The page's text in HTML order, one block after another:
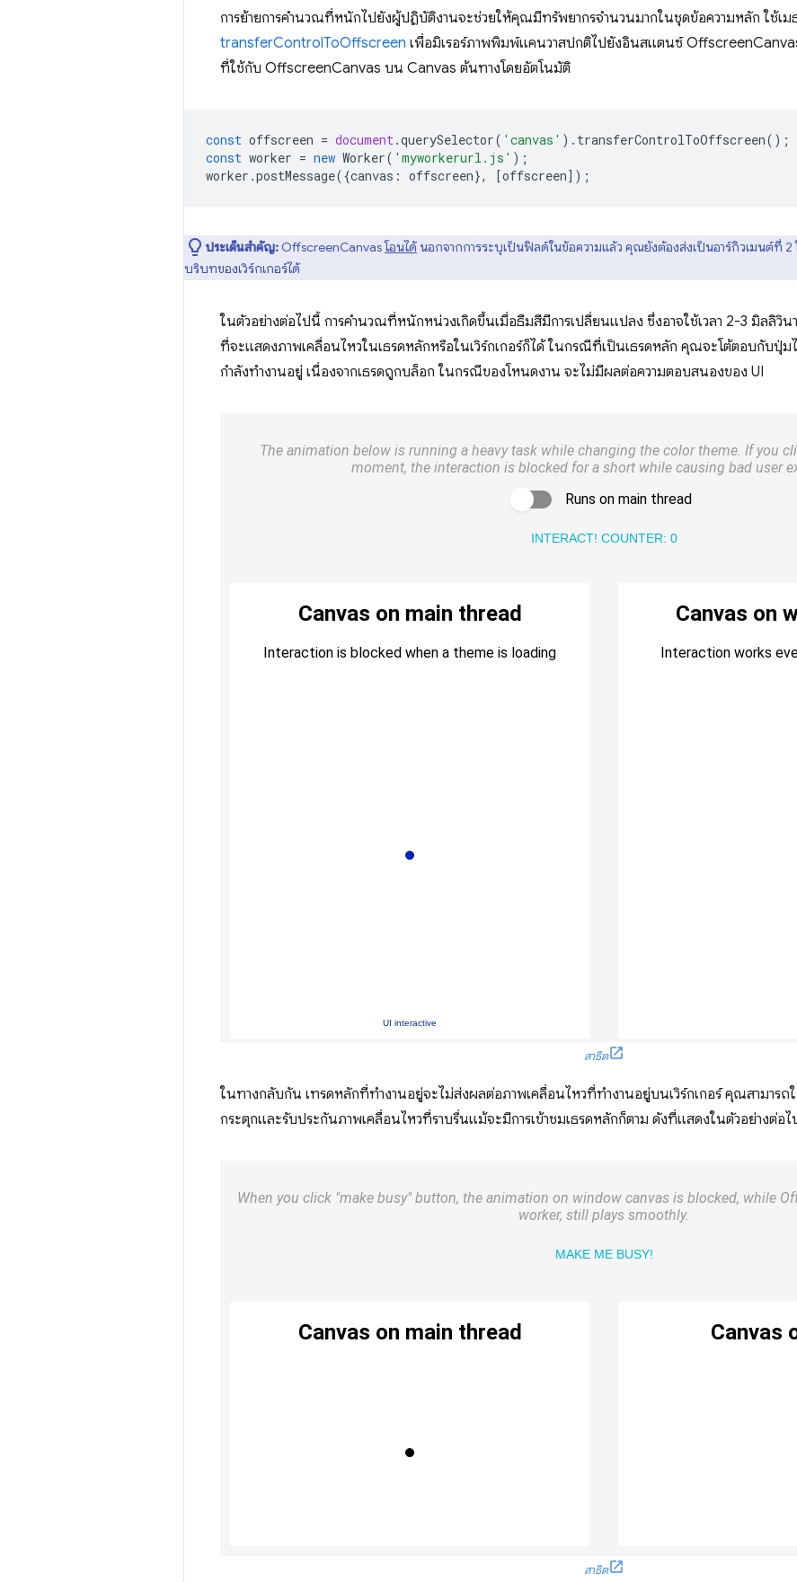
การย้ายการคํานวณที่หนักไปยังผู้ปฏิบัติงานจะช่วยให้คุณมีทรัพยากรจำนวนมากในชุดข้อความหลัก ใช้เม
transferControlToOffscreen เพื่อมิเรอร์ภาพพิมพ์แคนวาสปกติไปยังอินสแตนซ์
ที่ใช้กับ OffscreenCanvas บน Canvas ต้นทางโดยอัตโนมัติ
const offscreen = document.querySelector( 'canvas' ). transferControlToOffscreen();
const worker = new Worker( 'myworkerurl.js' );
worker .postMessage({canvas : offscreen}, [offscreen]);
ประเด็นสำคัญ: OffscreenCanvasโอนได้ นอกจากการระบุเป็นฟิลด์ในข้อความแล้ว คุณยังต้องส่งเป็นอาร์กิวเมนต์ที่ 2
บริบทของเวิร์กเกอร์ได้
ในตัวอย่างต่อไปนี้ การคํานวณที่หนักหน่วงเกิดขึ้นเมื่อธีมสีมีการเปลี่ยนแปลง ซึ่งอาจใช้เวลา 2-3 มิลลิวิ
ที่จะแสดงภาพเคลื่อนไหวในเธรดหลักหรือในเวิร์กเกอร์ก็ได้ ในกรณีที่เป็นเธรดหลัก คุณจะโต้ตอบกับปุ่
กำลังทำงานอยู่ เนื่องจากเธรดถูกบล็อก ในกรณีของโหนดงาน จะไม่มีผลต่อความตอบสนองของ UI
สาธิต
ในทางกลับกัน เทรดหลักที่ทำงานอยู่จะไม่ส่งผลต่อภาพเคลื่อนไหวที่ทำงานอยู่บนเวิร์กเกอร์ คุณสามารถ
กระตุกและรับประกันภาพเคลื่อนไหวที่ราบรื่นแม้จะมีการเข้าชมเธรดหลักก็ตาม ดังที่แสดงในตัวอย่างต่อ
สาธิต